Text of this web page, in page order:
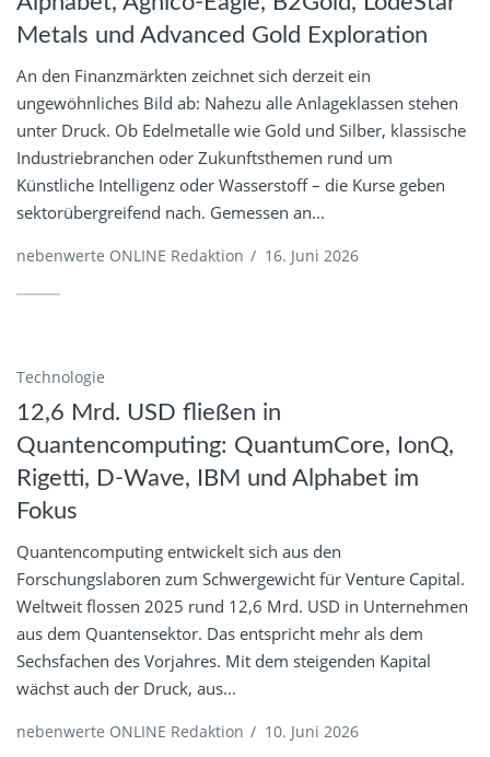
Metals und Advanced Gold Exploration
An den Finanzmärkten zeichnet sich derzeit ein
ungewöhnliches Bild ab: Nahezu alle Anlageklassen stehen
unter Druck. Ob Edelmetalle wie Gold und Silber, klassische
Industriebranchen oder Zukunftsthemen rund um
Künstliche Intelligenz oder Wasserstoff – die Kurse geben
sektorübergreifend nach. Gemessen an...
nebenwerte ONLINE Redaktion / 16. Juni 2026
Technologie
12,6 Mrd. USD fließen in
Quantencomputing: QuantumCore, IonQ,
Rigetti, D-Wave, IBM und Alphabet im
Fokus
Quantencomputing entwickelt sich aus den
Forschungslaboren zum Schwergewicht für Venture Capital.
Weltweit flossen 2025 rund 12,6 Mrd. USD in Unternehmen
aus dem Quantensektor. Das entspricht mehr als dem
Sechsfachen des Vorjahres. Mit dem steigenden Kapital
wächst auch der Druck, aus...
nebenwerte ONLINE Redaktion / 10. Juni 2026